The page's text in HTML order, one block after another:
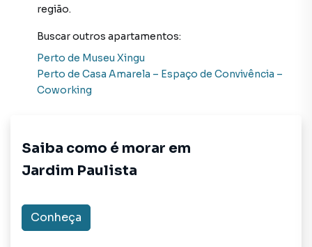
região.
Buscar outros apartamentos:
Perto de Museu Xingu
Perto de Casa Amarela – Espaço de Convivência –
Coworking
Saiba como é morar em
Jardim Paulista
Conheça